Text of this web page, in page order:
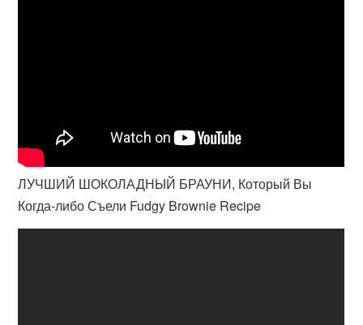
ЛУЧШИЙ ШОКОЛАДНЫЙ БРАУНИ, Который Вы
Когда-либо Съели Fudgy Brownie Recipe